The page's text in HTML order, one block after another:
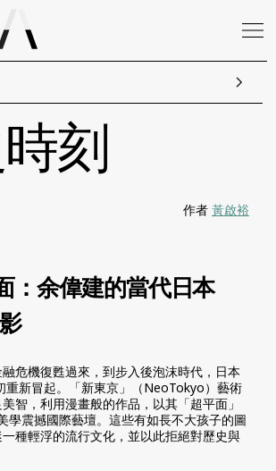
刻
作者 黃啟裕
：余偉建的當代日本
危機復甦過來，到步入後泡沫時代，日本
重新冒起。「新東京」（NeoTokyo）藝術
智，利用漫畫般的作品，以其「超平面」
學震撼國際藝壇。這些有如長不大孩子的圖
種輕浮的流行文化，並以此拒絕對歷史與